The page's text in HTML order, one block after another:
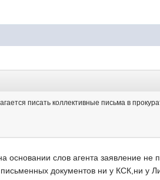
писать коллективные письма в
основании слов агента заявление не
документов ни у КСК,ни у